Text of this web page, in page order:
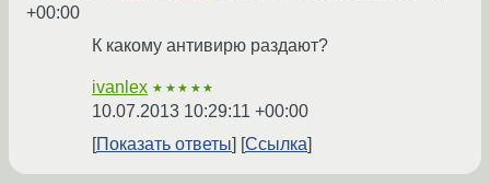
+00:00
К какому антивирю раздают?
ivanlex ★★★★★
10.07.2013 10:29:11 +00:00
Показать ответы
Ссылка